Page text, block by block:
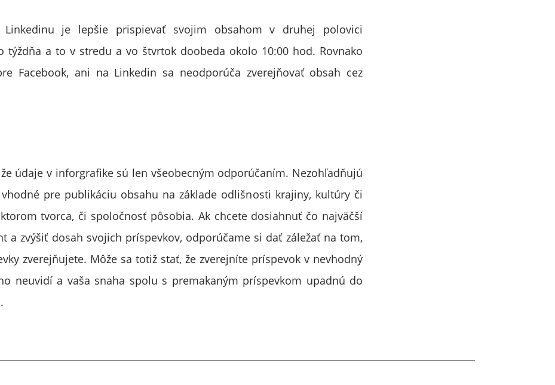
je lepšie prispievať svojim obsahom v druhej polovici
týždňa a to v stredu a vo štvrtok doobeda okolo 10:00 hod. Rovnako
Facebook, ani na Linkedin sa neodporúča zverejňovať obsah cez
údaje v inforgrafike sú len všeobecným odporúčaním. Nezohľadňujú
pre publikáciu obsahu na základe odlišnosti krajiny, kultúry či
tvorca, či spoločnosť pôsobia. Ak chcete dosiahnuť čo najväčší
a zvýšiť dosah svojich príspevkov, odporúčame si dať záležať na tom,
zverejňujete. Môže sa totiž stať, že zverejníte príspevok v nevhodný
neuvidí a vaša snaha spolu s premakaným príspevkom upadnú do